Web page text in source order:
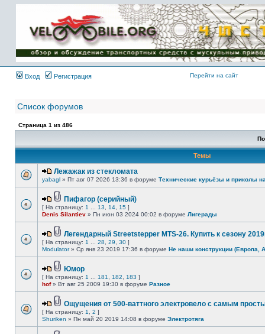
Имя пользователя:
Пароль:
{ LOG_ME_IN_SHORT
}
Вход
Регистрация Перейти на сайт
Список форумов
Страница 1 из 486
Темы
Лежажак из стекломата
yabagl » Пт авг 07 2026 13:36 в форуме Технические курьёзы и приколы
Пифагор (серийный)
[ На страницу: 1 13 14 15 ]
Denis Silantiev » Пн июн 03 2024 00:02 в форуме Лигерады
Легендарный Streetstepper MTS-26. Купить к сезону
[ На страницу: 1 28 29 30 ]
Modulator» Ср янв 23 2019 17:36 в форуме Не наши конструкции (Европа,
Юмор
[ На страницу: 1 181 182 183 ]
hof» Вт авг 25 2009 19:30 в форуме Разное
Ощущения от 500-ваттного электровело с самым
[ На страницу: 1 2 ]
Shuriken » Пн май 20 2019 14:08 в форуме Электротяга